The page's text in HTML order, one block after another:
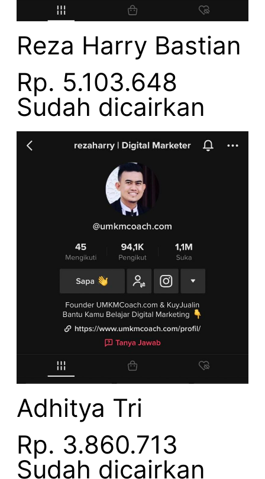
Reza Harry Bastian
Rp. 5.103.648
Sudah dicairkan
Adhitya Tri
Rp. 3.860.713
Sudah dicairkan